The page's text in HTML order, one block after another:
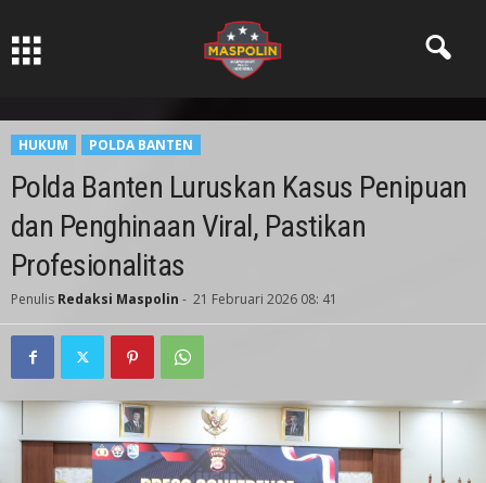
HUKUM POLDA BANTEN
Polda Banten Luruskan Kasus Penipuan
dan Penghinaan Viral, Pastikan
Profesionalitas
Penulis Redaksi Maspolin - 21 Februari 2026 08: 41